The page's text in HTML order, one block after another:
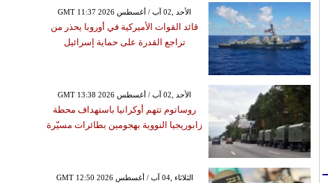
GMT 11:37 2026 الأحد ,02 آب / أغسطس
قائد القوات الأميركية في أوروبا يحذر من
تراجع القدرة على حماية إسرائيل
GMT 13:38 2026 الأحد ,02 آب / أغسطس
روساتوم تتهم أوكرانيا باستهداف محطة
زابوريجيا النووية بهجومين بطائرات مسيّرة
GMT 12:50 2026 الثلاثاء ,04 آب / أغسطس